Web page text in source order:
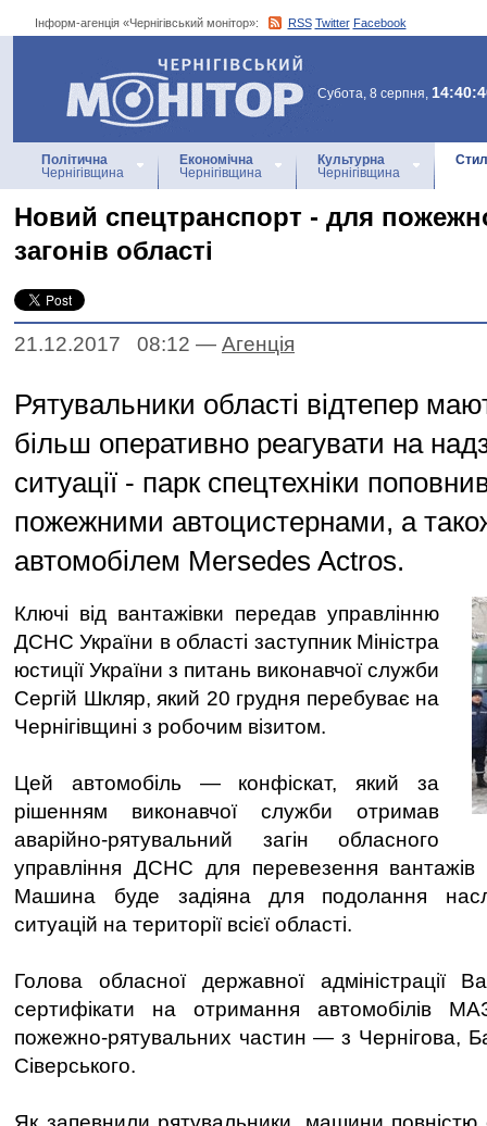
Інформ-агенція «Чернігівський монітор»: RSS Twitter Facebook
Інформ-агенція
«Чернігівський монітор»
Субота, 8 серпня,
Політична
Чернігівщина
Економічна
Чернігівщина
Культурна
Чернігівщина
Новий спецтранспорт - для
загонів області
21.12.2017 08:12 — Агенцiя
Рятувальники області відтепер
більш оперативно реагувати на
ситуації - парк спецтехніки
пожежними автоцистернами, а
автомобілем Mersedes Actros.
Ключі від вантажівки передав управлінню
ДСНС України в області заступник Міністра
юстиції України з питань виконавчої служби
Сергій Шкляр, який 20 грудня перебуває на
Чернігівщині з робочим візитом.
Цей автомобіль — конфіскат, який за
рішенням виконавчої служби отримав
аварійно-рятувальний загін обласного
управління ДСНС для перевезення вантажів
Машина буде задіяна для подолання
ситуацій на території всієї області.
Голова обласної державної адміністрації
сертифікати на отримання автомобілів
пожежно-рятувальних частин — з Чернігова,
Сіверського.